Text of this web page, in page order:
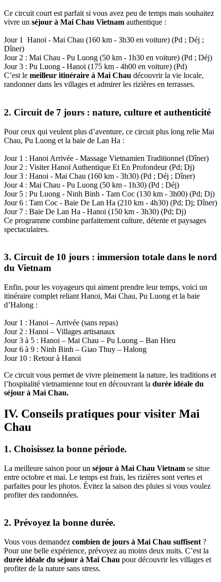
Ce circuit court est parfait si vous avez‎ peu‎ de temps mais souhaitez
vivre un séjour à Mai Chau Vietnam authentique :
Jour 1 ‎ Hanoi - Mai Chau (160 km - 3h30 en voiture) (Pd ; Déj ;
Dîner)
Jour 2 :‎ Mai Chau - Pu Luong (50 km - 1h30 en voiture) (Pd ; Déj)
Jour 3 :‎ Pu Luong - Hanoi‎ (175 km - 4h00 en voiture)‎ (Pd)
C’est le meilleur itinéraire‎ à‎ Mai Chau‎ découvrir‎ la vie locale,
randonner dans les villages et admirer les‎ rizières en terrasses.
2. Circuit‎ de 7 jours :‎ nature,‎ culture et‎ authenticité
Pour ceux‎ qui veulent‎ plus‎ d’aventure,‎ ce circuit‎ plus long‎ relie Mai‎
Chau, Pu Luong et la baie‎ de Lan Ha :
Jour 1 : Hanoi‎ Arrivée -‎ Massage Vietnamien‎ Traditionnel (Dîner)
Jour 2 : Visiter‎ Hanoï Authentique Et En Profondeur (Pd; Dj)
Jour 3 : Hanoi -‎ Mai Chau‎ (160 km - 3h30) (Pd ; Déj ; Dîner)
Jour 4 : Mai Chau - Pu‎ Luong (50 km - 1h30) (Pd ; Déj)
Jour 5 : Pu Luong - Ninh‎ Binh - Tam‎ Coc (130 km - 3h00) (Pd; Dj)
Jour 6 : Tam Coc - Baie‎ De Lan Ha (210 km - 4h30) (Pd; Dj; Dîner)
Jour 7 : Baie De Lan Ha -‎ Hanoi (150 km - 3h30) (Pd; Dj)
Ce programme‎ combine parfaitement‎ culture, détente‎ et‎ paysages
spectaculaires.
3. Circuit de 10‎ jours : immersion‎ totale dans le nord‎
du Vietnam
Enfin, pour les‎ voyageurs qui‎ aiment prendre‎ leur temps, voici‎ un
itinéraire‎ complet reliant Hanoi,‎ Mai Chau, Pu‎ Luong et la baie‎
d’Halong :
Jour 1 : Hanoi – Arrivée (sans repas)
Jour 2 : Hanoi – Villages artisanaux
Jour 3 à 5 :‎ Hanoi –‎ Mai Chau –‎ Pu Luong – Ban Hieu
Jour 6 à 9 : Ninh‎ Binh – Giao Thuy – Halong
Jour 10 : Retour‎ à Hanoi
Ce circuit vous‎ permet‎ de vivre‎ pleinement‎ la nature, les‎ traditions et
l’hospitalité vietnamienne tout en découvrant la durée idéale‎ du
séjour à‎ Mai Chau.
IV. Conseils pratiques pour visiter Mai
Chau
1. Choisissez la bonne‎ période.
La meilleure‎ saison pour‎ un séjour‎ à Mai Chau‎ Vietnam se situe
entre octobre et mai. Le temps est‎ frais, les rizières sont vertes‎ et
parfaites pour les‎ photos.‎ Évitez la saison des‎ pluies si vous voulez‎
profiter‎ des‎ randonnées.
2. Prévoyez la‎ bonne durée.
Vous vous‎ demandez combien de jours à Mai Chau suffisent ?
Pour une belle expérience,‎ prévoyez au moins deux nuits. C’est la
durée idéale du séjour à Mai Chau pour‎ découvrir les villages et
profiter de la nature sans stress.